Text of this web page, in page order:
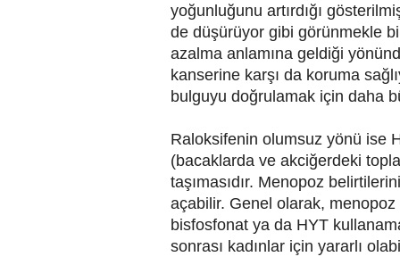
yoğunluğunu artırdığı
de düşürüyor gibi görünmekle
azalma anlamına geldiği
kanserine karşı da koruma
bulguyu doğrulamak için daha
Raloksifenin olumsuz yönü ise
(bacaklarda ve akciğerdeki
taşımasıdır. Menopoz
açabilir. Genel olarak, menopoz
bisfosfonat ya da HYT
sonrası kadınlar için yararlı